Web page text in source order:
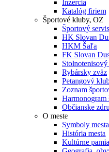
Inzercia
Katalóg firiem
Športové kluby, OZ
Športový
HK Slovan
HKM Šaľa
FK Slovan
Rybársky zväz
Petangový
Zoznam
Harmonogram
Občianske
O meste
Symboly mesta
História mesta
Kultúrne